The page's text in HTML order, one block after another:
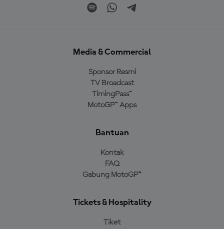
Media & Commercial
Sponsor Resmi
TV Broadcast
TimingPass™
MotoGP™ Apps
Bantuan
Kontak
FAQ
Gabung MotoGP™
Tickets & Hospitality
Tiket